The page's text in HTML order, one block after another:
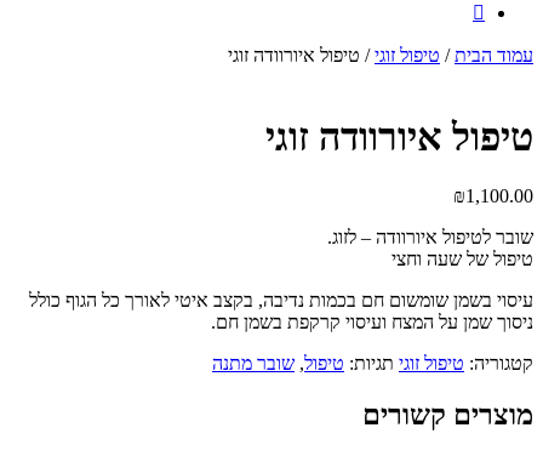

עמוד הבית/ טיפול זוגי/ טיפול איורוודה זוגי
טיפול איורוודה זוגי
₪1,100.00
שובר לטיפול איורוודה – לזוג.
טיפול של שעה וחצי
עיסוי בשמן שומשום חם בכמות נדיבה, בקצב איטי לאורך כל הגוף כולל
ניסוך שמן על המצח ועיסוי קרקפת בשמן חם.
קטגוריה: טיפול זוגי תגיות: טיפול, שובר מתנה
מוצרים קשורים